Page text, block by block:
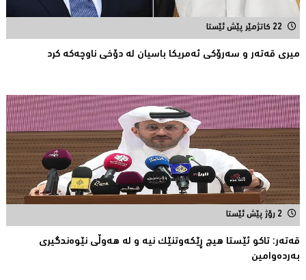
22 کاتژمێر پێش ئێستا
میری قه‌ته‌ر و سه‌رۆكی ئه‌مریكا باسیان له‌ دۆخی ناوچه‌كه‌ كرد
2 رۆژ پێش ئێستا
قەتەر: تاکو ئێستا هیچ ڕێکەوتنێک نیە و لە هەوڵى نێوەندگیرى
بەردەوامین